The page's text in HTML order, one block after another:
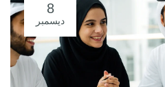
8
ديسمبر